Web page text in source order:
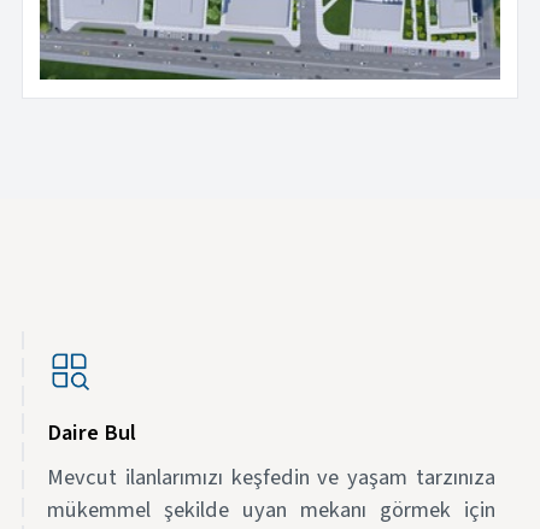
Daire Bul
Mevcut ilanlarımızı keşfedin ve yaşam tarzınıza
mükemmel şekilde uyan mekanı görmek için